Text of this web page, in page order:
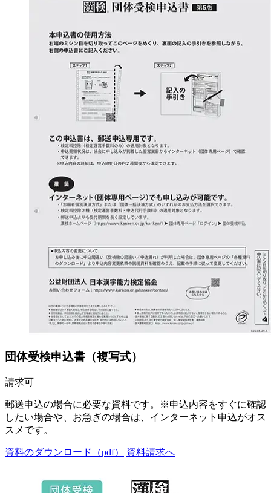
団体受検申込書（複写式）
請求可
郵送申込の場合に必要な資料です。※申込内容をすぐに確認
したい場合や、お急ぎの場合は、インターネット申込がオス
スメです。
資料のダウンロード（pdf） 資料請求へ